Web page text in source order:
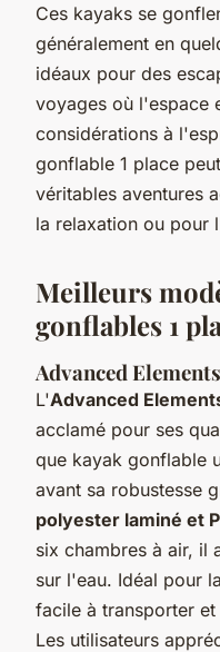
Ces kayaks se
généralement en
idéaux pour des
voyages où l'espace
considérations à
gonflable 1 place
véritables aventures
la relaxation ou pour
Meilleurs
gonflables 1
Advanced
L'Advanced
acclamé pour ses
que kayak gonflable
avant sa robustesse
polyester laminé et
six chambres à air, il
sur l'eau. Idéal pour la
facile à transporter
Les utilisateurs